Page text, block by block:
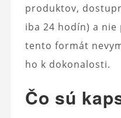
produktov,
iba 24 hodín) a nie
tento formát
ho k dokonalosti.
Čo sú